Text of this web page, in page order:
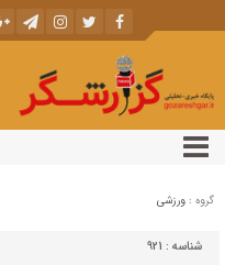
گروه : ورزشی
شناسه : 921